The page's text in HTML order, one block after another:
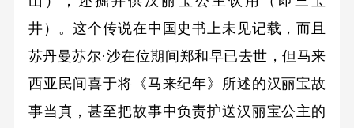
井）。这个传说在中国史书上未见记载，而且
苏丹曼苏尔·沙在位期间郑和早已去世，但马来
西亚民间喜于将《马来纪年》所述的汉丽宝故
事当真，甚至把故事中负责护送汉丽宝公主的